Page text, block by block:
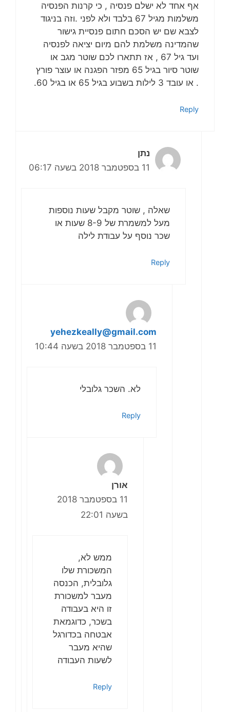
אף אחד לא ישלם פנסיה , כי קרנות הפנסיה
משלמות מגיל 67 בלבד ולא לפני .וזה בניגוד
לצבא שם יש הסכם חתום פנסיית גישור
שהמדינה משלמת להם מיום יציאה לפנסיה
ועד גיל 67 , אז תתארו לכם שוטר מגב או
שוטר סיור בגיל 65 מפזר הפגנה או עוצר פורץ
. או עובד 3 לילות בשבוע בגיל 65 או בגיל 60.
Reply
נתן
11 בספטמבר 2018 בשעה 06:17
שאלה , שוטר מקבל שעות נוספות
מעל למשמרת של 8-9 שעות או
שכר נוסף על עבודת לילה
Reply
yehezkeally@gmail.com
11 בספטמבר 2018 בשעה 10:44
לא. השכר גלובלי
Reply
אורן
11 בספטמבר 2018
בשעה 22:01
ממש לא,
המשכורת שלו
גלובלית, הכנסה
מעבר למשכורת
זו היא בעבודה
בשכר, כדוגמאת
אבטחה בכדורגל
שהיא מעבר
לשעות העבודה
Reply